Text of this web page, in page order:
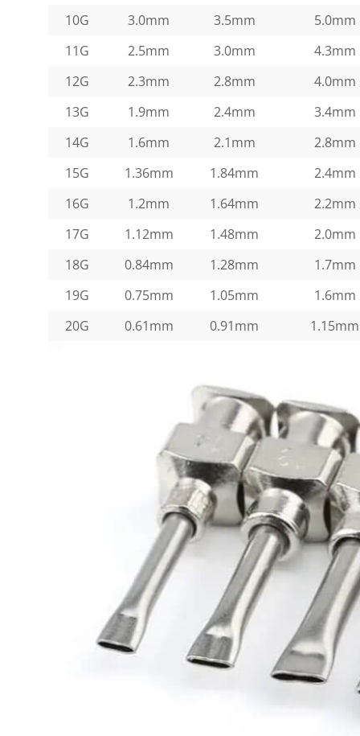
10G
3.0mm 3.5mm
5.0mm
11G
2.5mm 3.0mm
4.3mm
12G
2.3mm 2.8mm
4.0mm
13G
1.9mm 2.4mm
3.4mm
14G
1.6mm 2.1mm
2.8mm
15G
1.36mm 1.84mm
2.4mm
16G
1.2mm 1.64mm
2.2mm
17G
1.12mm 1.48mm
2.0mm
18G
0.84mm 1.28mm
1.7mm
19G
0.75mm 1.05mm
1.6mm
20G
0.61mm 0.91mm 1.15mm